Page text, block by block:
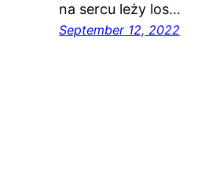
na sercu leży los…
September 12, 2022